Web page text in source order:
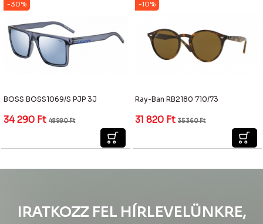
-30%
BOSS BOSS1069/S PJP 3J
34 290 Ft 48 990Ft
-10%
Ray-Ban RB2180 710/73
31 820 Ft 35 360Ft
IRATKOZZ FEL HÍRLEVELÜNKRE,